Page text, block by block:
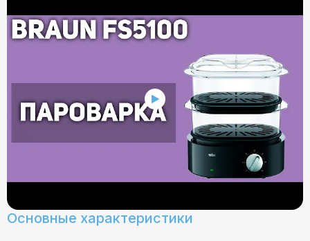
Основные характеристики